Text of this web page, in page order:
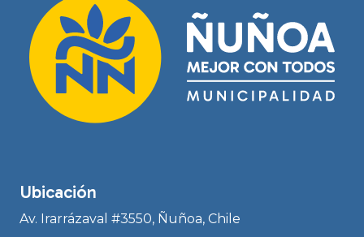
Ubicación
Av. Irarrázaval #3550, Ñuñoa, Chile